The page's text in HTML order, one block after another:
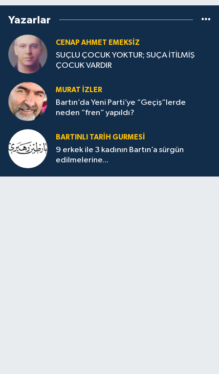
Yazarlar
CENAP AHMET EMEKSİZ
SUÇLU ÇOCUK YOKTUR; SUÇA İTİLMİŞ
ÇOCUK VARDIR
MURAT İZLER
Bartın’da Yeni Parti’ye “Geçiş”lerde
neden “fren” yapıldı?
BARTINLI TARIH GURMESI
9 erkek ile 3 kadının Bartın’a sürgün
edilmelerine...